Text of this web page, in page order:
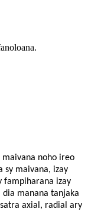
noho ireo
sy maivana, izay
fampiharana izay
dia manana tanjaka
axial, radial ary